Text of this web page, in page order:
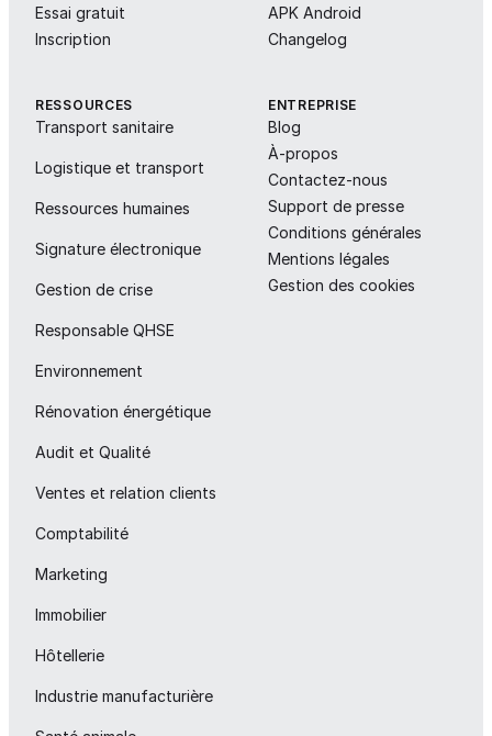
Essai gratuit
Inscription
APK Android
Changelog
RESSOURCES
Transport sanitaire
Logistique et transport
Ressources humaines
Signature électronique
Gestion de crise
Responsable QHSE
Environnement
Rénovation énergétique
Audit et Qualité
Ventes et relation clients
Comptabilité
Marketing
Immobilier
Hôtellerie
Industrie manufacturière
ENTREPRISE
Blog
À-propos
Contactez-nous
Support de presse
Conditions générales
Mentions légales
Gestion des cookies